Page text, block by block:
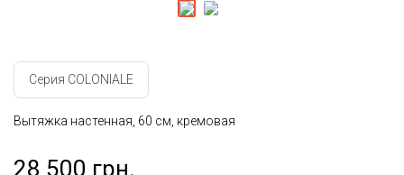
Серия COLONIALE
Вытяжка настенная, 60 см, кремовая
28 500 грн.